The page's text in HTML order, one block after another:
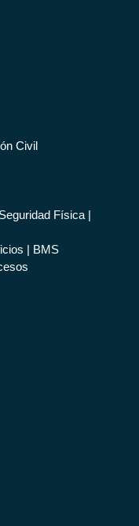
Civil
Física |
| BMS